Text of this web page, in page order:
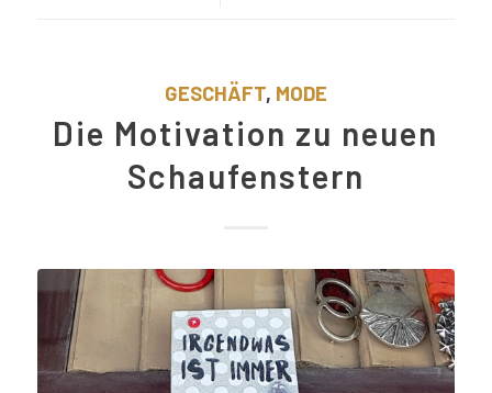
GESCHÄFT, MODE
Die Motivation zu neuen
Schaufenstern